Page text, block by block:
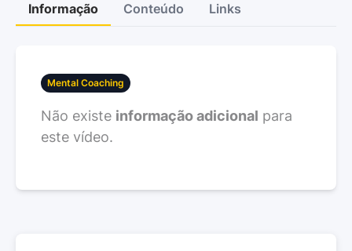
Informação Conteúdo Links
Mental Coaching
Não existe informação adicional para
este vídeo.